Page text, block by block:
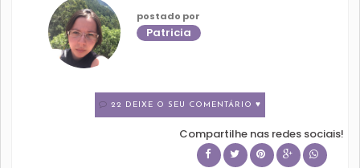
postado por
Patricia
22 DEIXE O SEU COMENTÁRIO ♥
Compartilhe nas redes sociais!